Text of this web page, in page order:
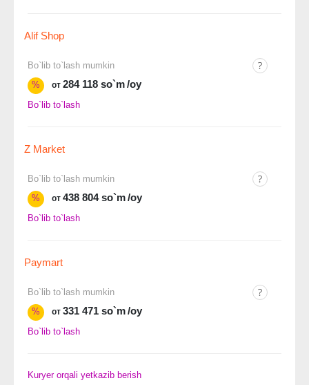
Alif Shop
Bo`lib to`lash mumkin
%
от 284 118 so`m/oy
Bo`lib to`lash
Z Market
Bo`lib to`lash mumkin
%
от 438 804 so`m/oy
Bo`lib to`lash
Paymart
Bo`lib to`lash mumkin
%
от 331 471 so`m/oy
Bo`lib to`lash
Kuryer orqali yetkazib berish